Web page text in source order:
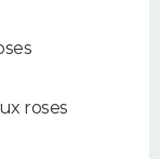
roses